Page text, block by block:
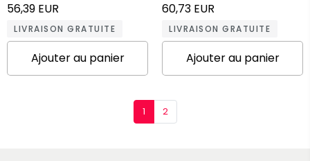
56,39 EUR
LIVRAISON GRATUITE
Ajouter au panier
60,73 EUR
LIVRAISON GRATUITE
Ajouter au panier
1 2